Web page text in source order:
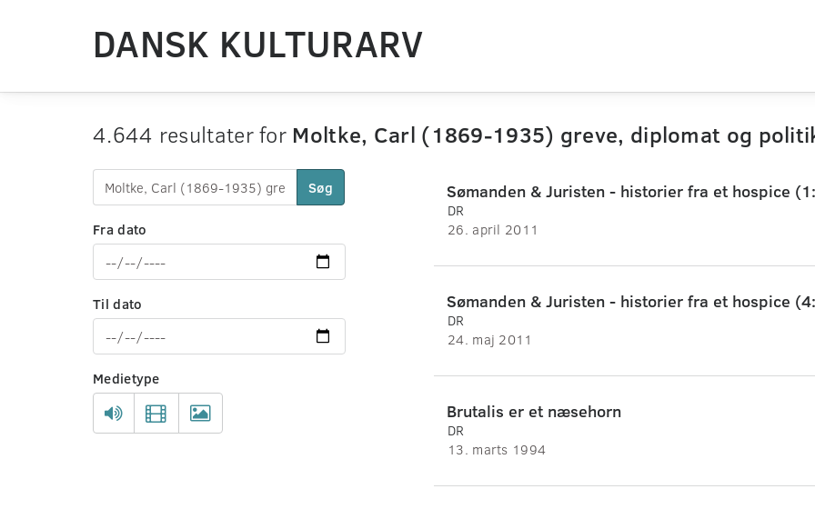
DANSK KULTURARV
4.644 resultater for Moltke, Carl (1869-1935) greve, diplomat og
Søg
Fra dato
Til dato
Medietype
Sømanden & Juristen - historier fra et hospice
DR
26. april 2011
Sømanden & Juristen - historier fra et hospice
DR
24. maj 2011
Brutalis er et næsehorn
DR
13. marts 1994